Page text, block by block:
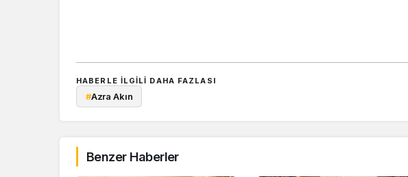
HABERLE ILGILI DAHA FAZLASI
#Azra Akın
Benzer Haberler